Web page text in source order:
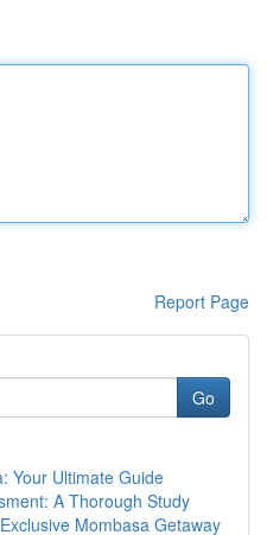
Report Page
Go
Your Ultimate Guide
A Thorough Study
Mombasa Getaway